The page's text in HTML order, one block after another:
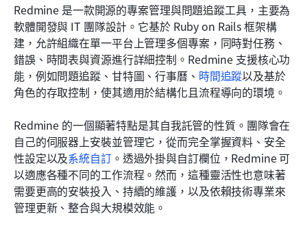
Redmine 是一款開源的專案管理與問題追蹤工具，主要為
軟體開發與 IT 團隊設計。它基於 Ruby on Rails 框架構
建，允許組織在單一平台上管理多個專案，同時對任務、
錯誤、時間表與資源進行詳細控制。Redmine 支援核心功
能，例如問題追蹤、甘特圖、行事曆、 時間追蹤以及基於
角色的存取控制，使其適用於結構化且流程導向的環境。
Redmine 的一個顯著特點是其自我託管的性質。團隊會在
自己的伺服器上安裝並管理它，從而完全掌握資料、安全
性設定以及系統自訂。透過外掛與自訂欄位，Redmine 可
以適應各種不同的工作流程。然而，這種靈活性也意味著
需要更高的安裝投入、持續的維護，以及依賴技術專業來
管理更新、整合與大規模效能。